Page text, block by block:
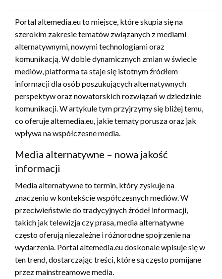
Portal altemedia.eu to miejsce, które skupia się na
szerokim zakresie tematów związanych z mediami
alternatywnymi, nowymi technologiami oraz
komunikacją. W dobie dynamicznych zmian w świecie
mediów, platforma ta staje się istotnym źródłem
informacji dla osób poszukujących alternatywnych
perspektyw oraz nowatorskich rozwiązań w dziedzinie
komunikacji. W artykule tym przyjrzymy się bliżej temu,
co oferuje altemedia.eu, jakie tematy porusza oraz jak
wpływa na współczesne media.
Media alternatywne – nowa jakość
informacji
Media alternatywne to termin, który zyskuje na
znaczeniu w kontekście współczesnych mediów. W
przeciwieństwie do tradycyjnych źródeł informacji,
takich jak telewizja czy prasa, media alternatywne
często oferują niezależne i różnorodne spojrzenie na
wydarzenia. Portal altemedia.eu doskonale wpisuje się w
ten trend, dostarczając treści, które są często pomijane
przez mainstreamowe media.